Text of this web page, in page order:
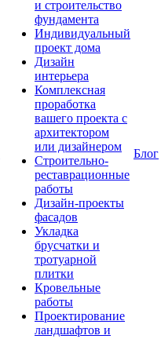
и строительство
фундамента
Индивидуальный
проект дома
Дизайн
интерьера
Комплексная
проработка
вашего проекта с
архитектором
или дизайнером
Строительно-
реставрационные
работы
Дизайн-проекты
фасадов
Укладка
брусчатки и
тротуарной
плитки
Кровельные
работы
Проектирование
ландшафтов и
Блог